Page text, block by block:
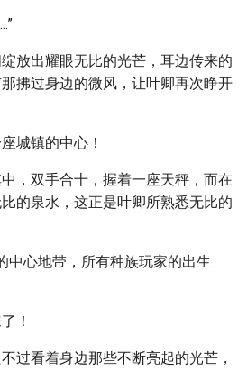
放出耀眼无比的光芒，耳边传来的
拂过身边的微风，让叶卿再次睁开
城镇的中心！
，双手合十，握着一座天秤，而在
的泉水，这正是叶卿所熟悉无比的
心地带，所有种族玩家的出生
！
过看着身边那些不断亮起的光芒，